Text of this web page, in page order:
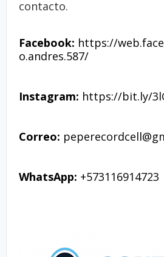
contacto.
Facebook: https://
o.andres.587/
Instagram: https://bit.ly/
Correo:
WhatsApp: +573116914723